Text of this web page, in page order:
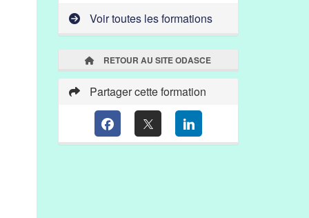
Voir toutes les formations
RETOUR AU SITE ODASCE
Partager cette formation